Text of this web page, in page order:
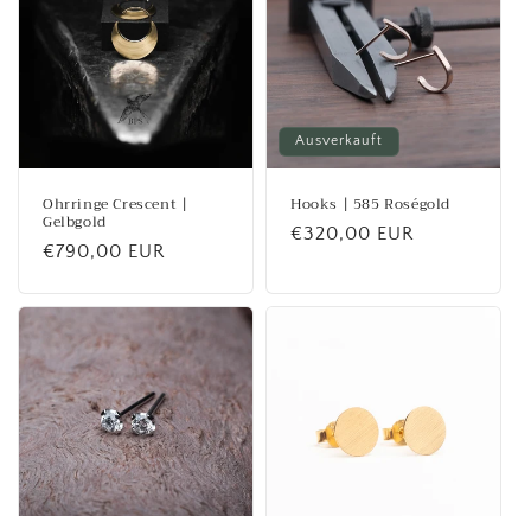
Ohrringe Crescent |
Gelbgold
Normaler
€790,00 EUR
Ausverkauft
Hooks | 585 Roségold
Normaler
€320,00 EUR